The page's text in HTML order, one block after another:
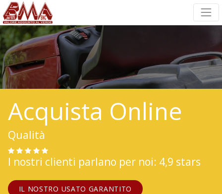
Acquista Online
Qualità
I nostri clienti parlano per noi: 4,9 stars
IL NOSTRO USATO GARANTITO